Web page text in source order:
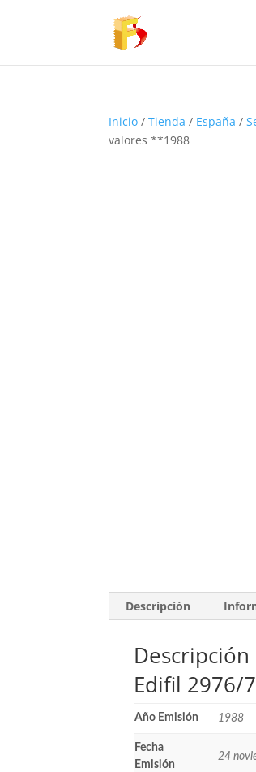
Inicio /Tienda / España /
valores **1988
Descripción
Descripción
Edifil 2976/
Año Emisión 1988
Fecha
Emisión
24